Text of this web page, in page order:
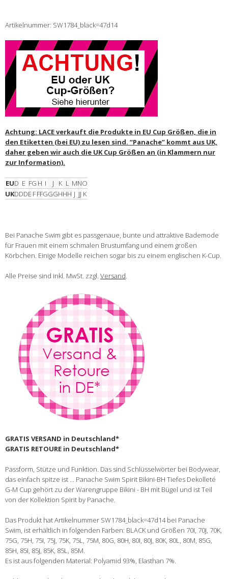
Artikelnummer: SW1784_black=47d14
Achtung: LACE verkauft die Produkte in EU Cup Größen, die in
den Etiketten (bei EU) zu lesen sind. “Panache” kommt aus UK,
daher geben wir auch die UK Cup Größen an (in Klammern nur
zur Information).
EUD E FG H I J K L MNO
UKDDDEFFFGGGHHH J JJ K
Bei Panache Swim gibt es passgenaue, bunte und attraktive Bademode
für Frauen mit einem schmalen Brustumfang und einem großen
Körbchen. Einige Modelle reichen sogar bis zu einem englischen K-Cup.
Alle Preise sind inkl. MwSt. zzgl. Versand.
GRATIS VERSAND in Deutschland*
GRATIS RETOURE in Deutschland*
Passform, Stütze und Funktion. Das sind Schlüsselwörter bei Bodywear,
das einfach spitze ist ... Panache Swim Spirit Bikini-BH Tiefes Dekolleté
G-M Cup gehört zu der Warengruppe Bikini - BH mit Bügel und ist Teil
von der Kollektion Spirit by Panache.
Das Produkt hat Artikelnummer SW1784_black=47d14 bei Panache
Swim, ist erhältlich in folgenden Farben: BLACK und Größen 70I, 70J, 70K,
75G, 75H, 75I, 75J, 75K, 75L, 75M, 80G, 80H, 80I, 80J, 80K, 80L, 80M, 85G,
85H, 85I, 85J, 85K, 85L, 85M.
Es ist aus folgenden Material: Polyamid 93%, Elasthan 7%.